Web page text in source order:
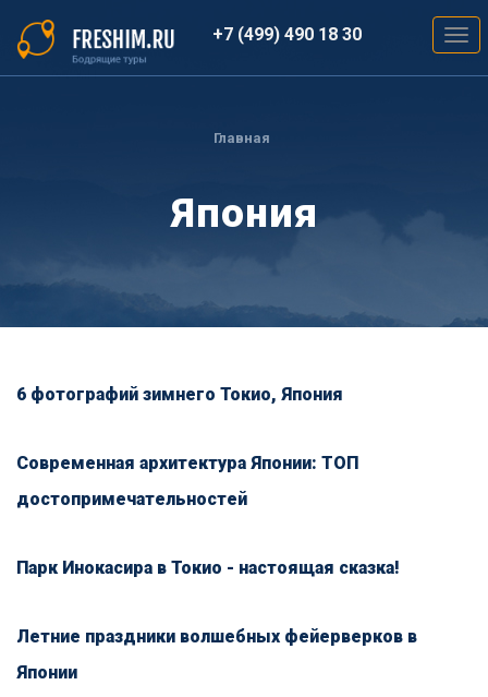
основному
содержанию
+7 (499) 490 18 30
Главная
Япония
6 фотографий зимнего Токио, Япония
Современная архитектура Японии: ТОП
достопримечательностей
Парк Инокасира в Токио - настоящая сказка!
Летние праздники волшебных фейерверков в
Японии